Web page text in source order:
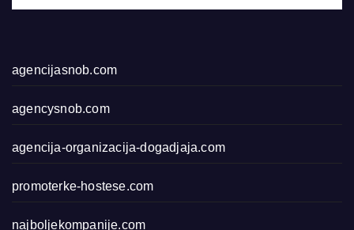
agencijasnob.com
agencysnob.com
agencija-organizacija-dogadjaja.com
promoterke-hostese.com
najboljekompanije.com